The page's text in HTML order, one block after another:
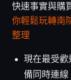
快速事實與購
你輕鬆玩轉南
整理
現在最受
備同時連線